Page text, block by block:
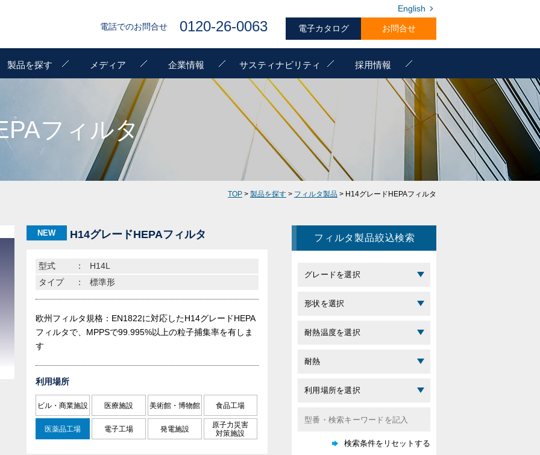
電話でのお問合せ 0120-26-0063 電子カタログ お問合せ
English
製品を探す メディア 企業情報 サスティナビリティ 採用情報
フィルタ
TOP > 製品を探す > フィルタ製品 > H14グレードHEPAフィルタ
NEW H14グレードHEPAフィルタ
型式 ：
H14L
タイプ
： 標準形
欧州フィルタ規格：EN1822に対応したH14グレードHEPA
フィルタで、MPPSで99.995%以上の粒子捕集率を有しま
す
利用場所
ビル・商業施設 医療施設 美術館・博物館 食品工場
医薬品工場 電子工場 発電施設
原子力災害
対策施設
フィルタ製品絞込検索